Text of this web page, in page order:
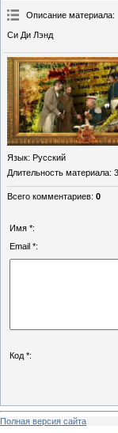
Описание материала:
Си Ди Лэнд
Язык: Русский
Длительность материала:
Всего комментариев: 0
Имя *:
Email *:
Код *:
Полная версия сайта